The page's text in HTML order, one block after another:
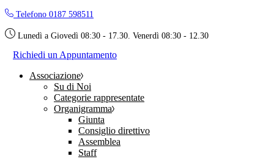
Skip
the
Telefono 0187 598511
Lunedì a Giovedì 08:30 - 17.30. Venerdì 08:30 - 12.30
Richiedi un Appuntamento
Associazione
Su di Noi
Categorie rappresentate
Organigramma
Giunta
Consiglio direttivo
Assemblea
Staff